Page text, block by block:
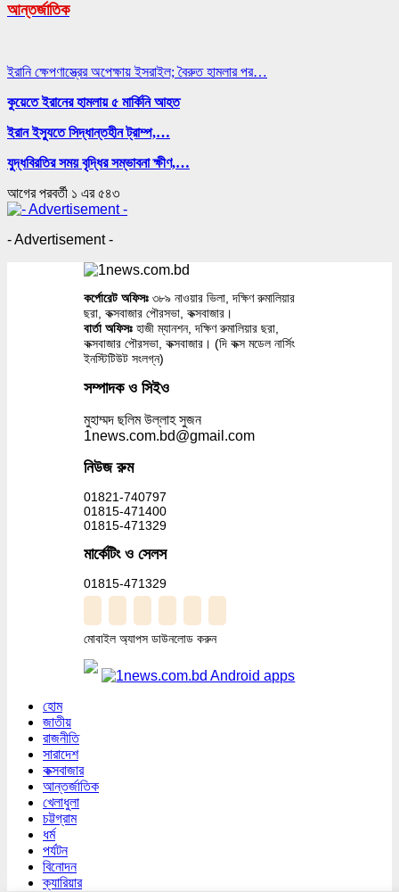
আন্তর্জাতিক
ইরানি ক্ষেপণাস্ত্রের অপেক্ষায় ইসরাইল; বৈরুত হামলার পর…
কুয়েতে ইরানের হামলায় ৫ মার্কিনি আহত
ইরান ইস্যুতে সিদ্ধান্তহীন ট্রাম্প,…
যুদ্ধবিরতির সময় বৃদ্ধির সম্ভাবনা ক্ষীণ,…
আগেরপরবর্তী ১ এর ৫৪৩
- Advertisement -
কর্পোরেট অফিসঃ ৩৮৯ নাওয়ার ভিলা, দক্ষিণ রুমালিয়ার
ছরা, কক্সবাজার পৌরসভা, কক্সবাজার।
বার্তা অফিসঃহাজী ম্যানশন, দক্ষিণ রুমালিয়ার ছরা,
কক্সবাজার পৌরসভা, কক্সবাজার। (দি কক্স মডেল নার্সিং
ইনস্টিটিউট সংলগ্ন)
সম্পাদক ও সিইও
মুহাম্মদ ছলিম উল্লাহ সুজন
1news.com.bd@gmail.com
নিউজ রুম
01821-740797
01815-471400
01815-471329
মার্কেটিং ও সেলস
01815-471329
মোবাইল অ্যাপস ডাউনলোড করুন
হোম
জাতীয়
রাজনীতি
সারাদেশ
কক্সবাজার
আন্তর্জাতিক
খেলাধুলা
চট্টগ্রাম
ধর্ম
পর্যটন
বিনোদন
ক্যারিয়ার